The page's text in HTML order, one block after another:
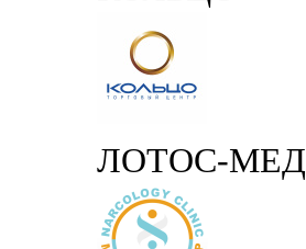
ЛОТОС-МЕД